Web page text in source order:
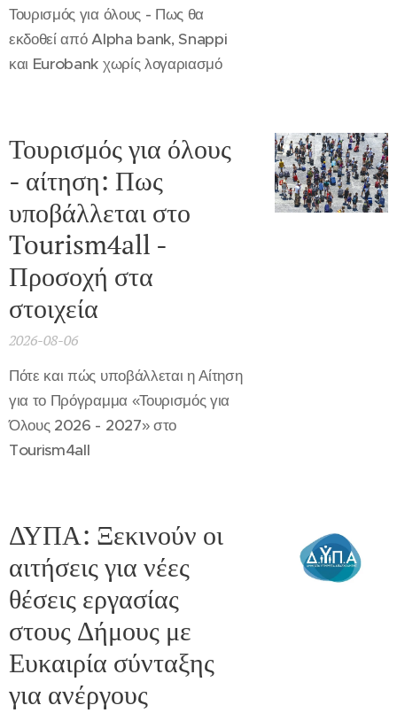
Τουρισμός για όλους - Πως θα
εκδοθεί από Alpha bank, Snappi
και Eurobank χωρίς λογαριασμό
Τουρισμός για όλους
- αίτηση: Πως
υποβάλλεται στο
Tourism4all -
Προσοχή στα
στοιχεία
2026-08-06
Πότε και πώς υποβάλλεται η Αίτηση
για το Πρόγραμμα «Τουρισμός για
Όλους 2026 - 2027» στο
Tourism4all
ΔΥΠΑ: Ξεκινούν οι
αιτήσεις για νέες
θέσεις εργασίας
στους Δήμους με
Ευκαιρία σύνταξης
για ανέργους